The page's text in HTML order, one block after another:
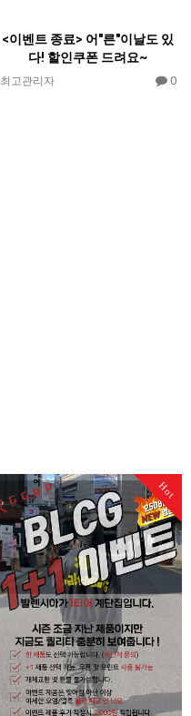
<이벤트 종료> 어"른"이날도 있
다! 할인쿠폰 드려요~
최고관리자 0
Hot